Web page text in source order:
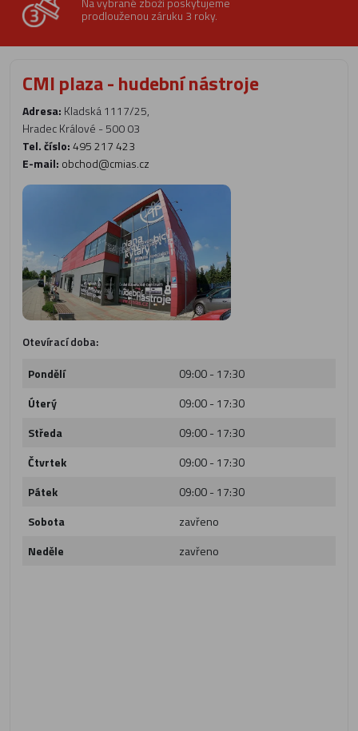
prodlouženou záruku 3 roky.
CMI plaza - hudební nástroje
Adresa: Kladská 1117/25,
Hradec Králové - 500 03
Tel. číslo:495 217 423
E-mail: obchod@cmias.cz
Otevírací doba:
Pondělí
09:00 - 17:30
Úterý
09:00 - 17:30
Středa
09:00 - 17:30
Čtvrtek
09:00 - 17:30
Pátek
09:00 - 17:30
Sobota
zavřeno
Neděle
zavřeno